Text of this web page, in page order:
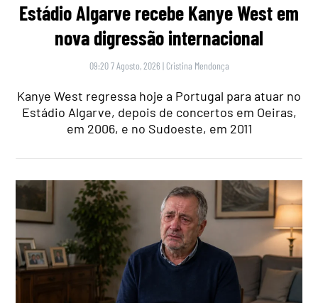
Estádio Algarve recebe Kanye West em
nova digressão internacional
09:20 7 Agosto, 2026 | Cristina Mendonça
Kanye West regressa hoje a Portugal para atuar no
Estádio Algarve, depois de concertos em Oeiras,
em 2006, e no Sudoeste, em 2011